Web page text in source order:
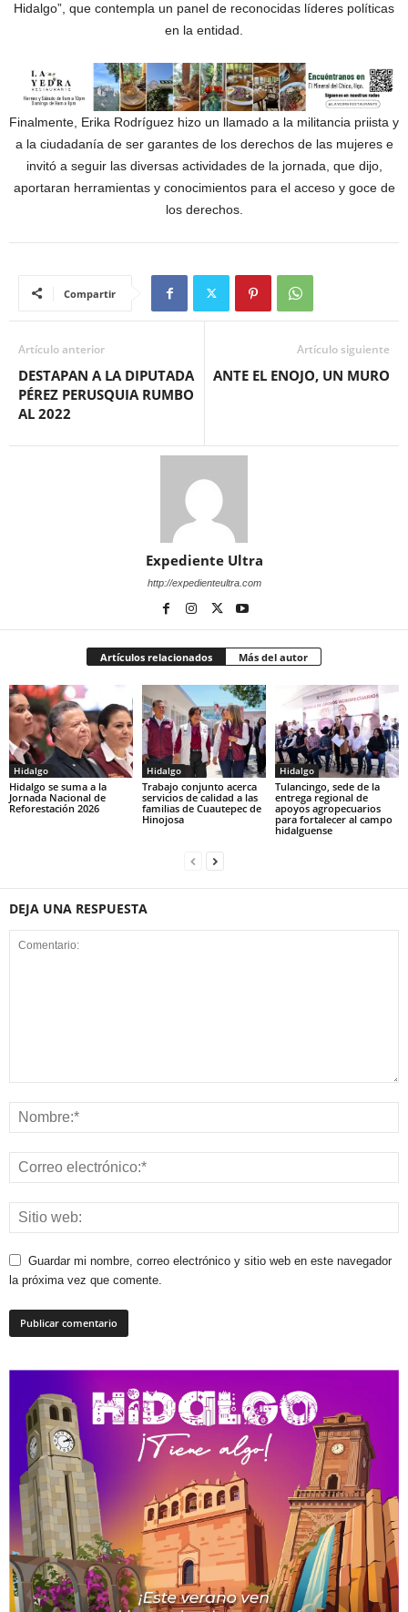
Hidalgo”, que contempla un panel de reconocidas líderes políticas
en la entidad.
Finalmente, Erika Rodríguez hizo un llamado a la militancia priista y
a la ciudadanía de ser garantes de los derechos de las mujeres e
invitó a seguir las diversas actividades de la jornada, que dijo,
aportaran herramientas y conocimientos para el acceso y goce de
los derechos.
Compartir
Artículo anterior
DESTAPAN A LA DIPUTADA
PÉREZ PERUSQUIA RUMBO
AL 2022
Artículo siguiente
ANTE EL ENOJO, UN MURO
Expediente Ultra
http://expedienteultra.com
Artículos relacionados Más del autor
Hidalgo
Hidalgo se suma a la
Jornada Nacional de
Reforestación 2026
Hidalgo
Trabajo conjunto acerca
servicios de calidad a las
familias de Cuautepec de
Hinojosa
Hidalgo
Tulancingo, sede de la
entrega regional de
apoyos agropecuarios
para fortalecer al campo
hidalguense
DEJA UNA RESPUESTA
Guardar mi nombre, correo electrónico y sitio web en este navegador
la próxima vez que comente.